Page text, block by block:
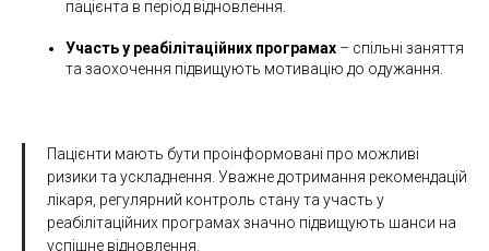
пацієнта в період відновлення.
Участь у реабілітаційних програмах – спільні заняття
та заохочення підвищують мотивацію до одужання.
Пацієнти мають бути проінформовані про можливі
ризики та ускладнення. Уважне дотримання рекомендацій
лікаря, регулярний контроль стану та участь у
реабілітаційних програмах значно підвищують шанси на
успішне відновлення.